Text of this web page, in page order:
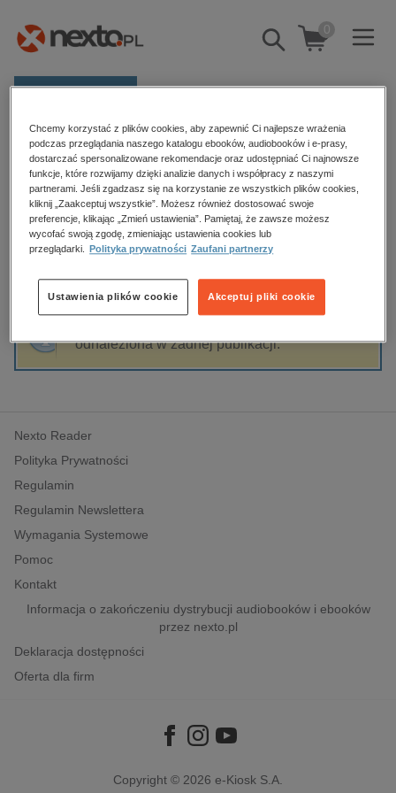
Pokaż/schowaj
wyszukiwarkę
0
Kategorie
Zobacz wszystkie E-prasa
budownictwo, aranżacja wnętrz
biznesowe, branżowe, gospodarka
dzienniki
edukacja
hobby, sport, rozrywka
komputery, internet, technologie, informatyka
polityka, społeczno-informacyjne
psychologiczne
inne
popularno-naukowe
historia
Strona główna Bartosz Kucharski
Bartosz Kucharski
Sortowanie Filtrowanie
odnaleziona w żadnej publikacji.
Nexto Reader
Polityka Prywatności
Regulamin
Regulamin Newslettera
Wymagania Systemowe
Pomoc
Kontakt
Informacja o zakończeniu dystrybucji audiobooków i ebooków
przez nexto.pl
Deklaracja dostępności
Oferta dla firm
Copyright © 2026 e-Kiosk S.A.
Chcemy korzystać z plików cookies, aby zapewnić Ci najlepsze wrażenia
podczas przeglądania naszego katalogu ebooków, audiobooków i e-prasy,
dostarczać spersonalizowane rekomendacje oraz udostępniać Ci najnowsze
funkcje, które rozwijamy dzięki analizie danych i współpracy z naszymi
partnerami. Jeśli zgadzasz się na korzystanie ze wszystkich plików cookies,
kliknij „Zaakceptuj wszystkie”. Możesz również dostosować swoje
preferencje, klikając „Zmień ustawienia”. Pamiętaj, że zawsze możesz
wycofać swoją zgodę, zmieniając ustawienia cookies lub
przeglądarki.
Polityka prywatności Zaufani partnerzy
Akceptuj pliki cookie
Ustawienia plików cookie